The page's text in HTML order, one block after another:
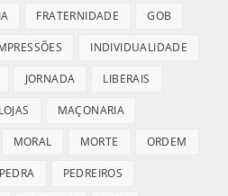
FRATERNIDADE GOB
INDIVIDUALIDADE
JORNADA LIBERAIS
LOJAS MAÇONARIA
MORAL MORTE ORDEM
PEDRA PEDREIROS